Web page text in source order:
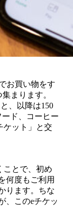
お買い物をす
まります。
、以降は150
ド、コーヒー
ケット」と交
ことで、初め
何度もご利用
ります。ちな
、このeチケッ